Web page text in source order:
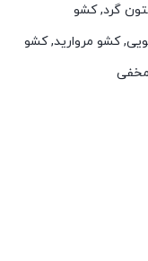
گرد, کشو
کشو مروارید, کشو